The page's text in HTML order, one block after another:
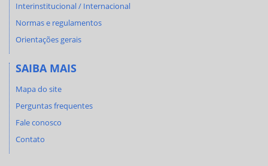
Interinstitucional / Internacional
Normas e regulamentos
Orientações gerais
SAIBA MAIS
Mapa do site
Perguntas frequentes
Fale conosco
Contato